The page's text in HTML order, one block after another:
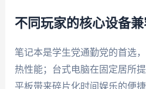
不同玩家的核心设备
笔记本是学生党通勤党的首选
热性能；台式电脑在固定居所
平板带来碎片化时间娱乐的便